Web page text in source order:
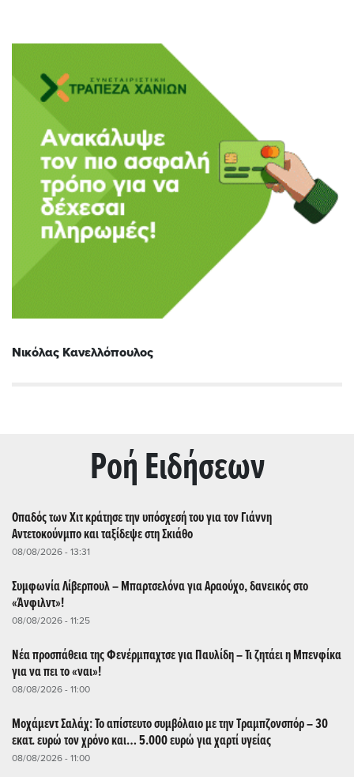
Νικόλας Κανελλόπουλος
Ρoή Ειδήσεων
Οπαδός των Χιτ κράτησε την υπόσχεσή του για τον Γιάννη
Αντετοκούνμπο και ταξίδεψε στη Σκιάθο
08/08/2026 - 13:31
Συμφωνία Λίβερπουλ – Μπαρτσελόνα για Αραούχο, δανεικός στο
«Άνφιλντ»!
08/08/2026 - 11:25
Νέα προσπάθεια της Φενέρμπαχτσε για Παυλίδη – Τι ζητάει η Μπενφίκα
για να πει το «ναι»!
08/08/2026 - 11:00
Μοχάμεντ Σαλάχ: Το απίστευτο συμβόλαιο με την Τραμπζονσπόρ – 30
εκατ. ευρώ τον χρόνο και… 5.000 ευρώ για χαρτί υγείας
08/08/2026 - 11:00